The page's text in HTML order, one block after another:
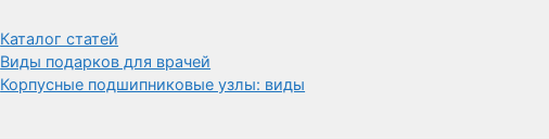
Рубрики
Каталог статей
Виды подарков для врачей
Корпусные подшипниковые узлы: виды